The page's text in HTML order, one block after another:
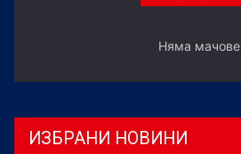
Няма мачове
ИЗБРАНИ НОВИНИ